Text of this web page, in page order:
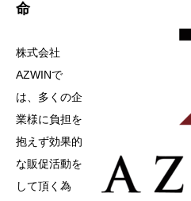
命
株式会社
AZWINで
は、多くの企
業様に負担を
抱えず効果的
な販促活動を
して頂く為